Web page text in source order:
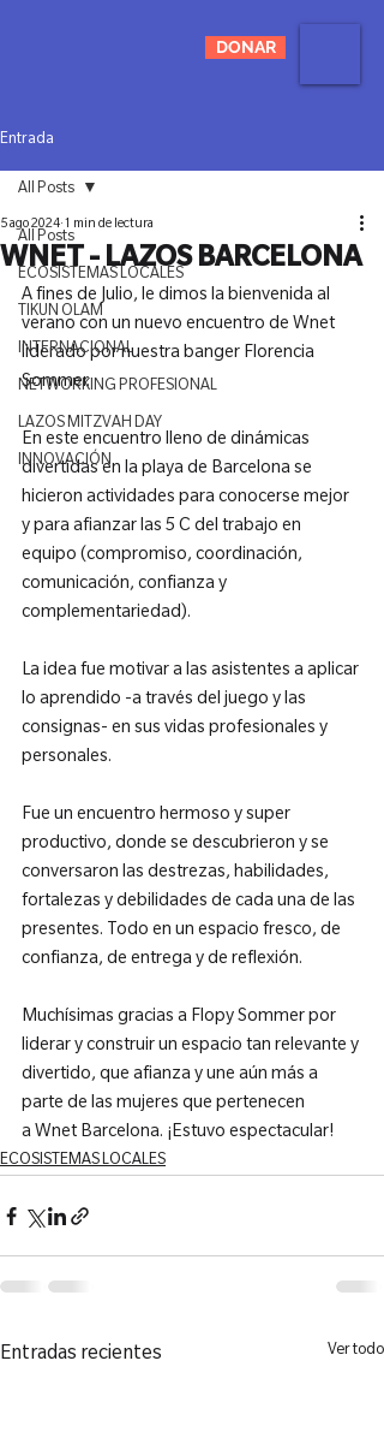
DONAR
Entrada
All Posts
ECOSISTEMAS LOCALES
TIKUN OLAM
INTERNACIONAL
NETWORKING PROFESIONAL
LAZOS MITZVAH DAY
INNOVACIÓN
All Posts
WNET - LAZOS BARCELONA
5 ago 2024 1 min de lectura
A fines de Julio, le dimos la bienvenida al
verano con un nuevo encuentro de Wnet
liderado por nuestra banger Florencia
Sommer.
En este encuentro lleno de dinámicas
divertidas en la playa de Barcelona se
hicieron actividades para conocerse mejor
y para afianzar las 5 C del trabajo en
equipo (compromiso, coordinación,
comunicación, confianza y
complementariedad).
La idea fue motivar a las asistentes a aplicar
lo aprendido -a través del juego y las
consignas- en sus vidas profesionales y
personales.
Fue un encuentro hermoso y super
productivo, donde se descubrieron y se
conversaron las destrezas, habilidades,
fortalezas y debilidades de cada una de las
presentes. Todo en un espacio fresco, de
confianza, de entrega y de reflexión.
Muchísimas gracias a Flopy Sommer por
liderar y construir un espacio tan relevante y
divertido, que afianza y une aún más a
parte de las mujeres que pertenecen
a Wnet Barcelona. ¡Estuvo espectacular!
ECOSISTEMAS LOCALES
Entradas recientes Ver todo